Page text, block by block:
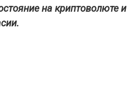
на криптоволюте и